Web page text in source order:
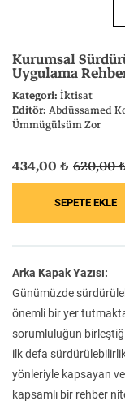
İnsan ve
Kurumsal
Uygulama
Kategori:İktisat
Editör:Abdüssamed
Ümmügülsüm Zor
Arka Kapak Yazısı:
Günümüzde
önemli bir yer
sorumluluğun
ilk defa
yönleriyle kapsayan
kapsamlı bir rehber
434,00 ₺ 620,00